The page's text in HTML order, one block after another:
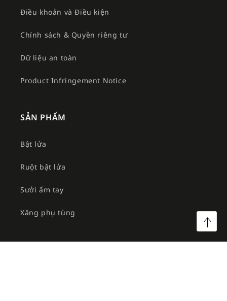
Điều khoản và Điều kiện
Chính sách & Quyền riêng tư
Dữ liệu an toàn
Product Infringement Notice
SẢN PHẨM
Bật lửa
Ruột bật lửa
Sưởi ấm tay
Xăng phụ tùng